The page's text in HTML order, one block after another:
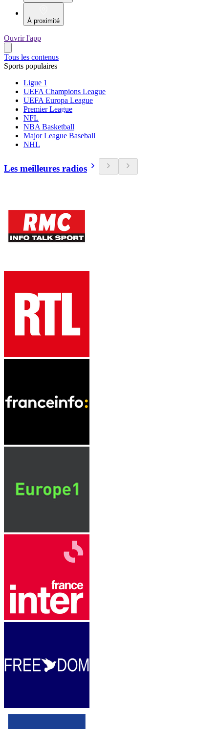
À proximité
Ouvrir l'app
Tous les contenus
Sports populaires
Ligue 1
UEFA Champions League
UEFA Europa League
Premier League
NFL
NBA Basketball
Major League Baseball
NHL
Les meilleures radios